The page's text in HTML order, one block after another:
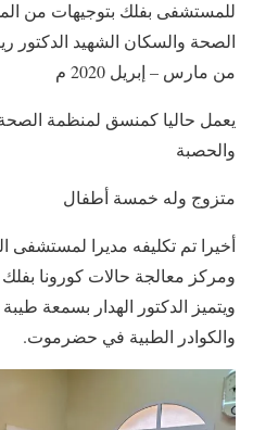
للمستشفى بفلك بتوجيهات من
الصحة والسكان الشهيد الدكتور
من مارس – إبريل 2020 م
يعمل حاليا كمنسق لمنظمة الصحة
والحصبة
متزوج وله خمسة أطفال
أخيرا تم تكليفه مديرا لمستشفى
ومركز معالجة حالات كورونا بفلك
ويتميز الدكتور الهدار بسمعة
والكوادر الطبية في حضرموت.